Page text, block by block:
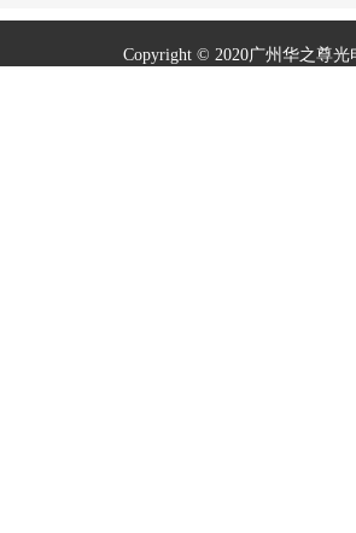
Copyright © 2020广州华之尊